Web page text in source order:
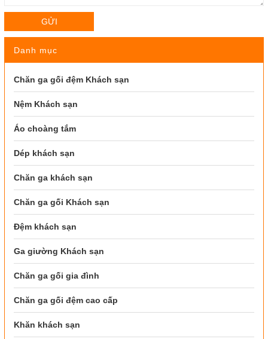
GỬI
Danh mục
Chăn ga gối đệm Khách sạn
Nệm Khách sạn
Áo choàng tắm
Dép khách sạn
Chăn ga khách sạn
Chăn ga gối Khách sạn
Đệm khách sạn
Ga giường Khách sạn
Chăn ga gối gia đình
Chăn ga gối đệm cao cấp
Khăn khách sạn